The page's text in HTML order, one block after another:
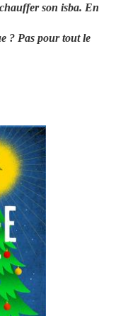
son isba. En
? Pas pour tout le